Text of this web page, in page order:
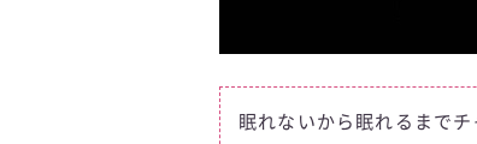
眠れないから眠れるまで